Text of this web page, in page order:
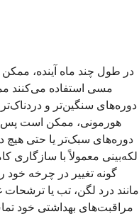
در طول چند ماه آینده،
دوره‌های سبک‌تر یا حتی هیچ
لکه‌بینی معمولاً با
گونه تغییر در چرخه خود
مانند درد لگن، تب یا ترشحات
مراقبت‌های بهداشتی خود